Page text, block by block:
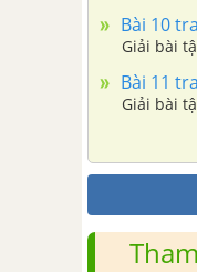
Bài 10
Giải bài
Bài 11
Giải bài